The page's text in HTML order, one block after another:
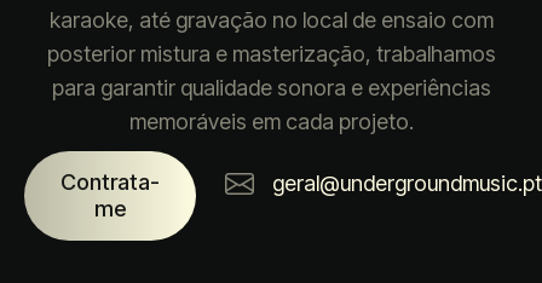
karaoke, até gravação no local de ensaio com
posterior mistura e masterização, trabalhamos
para garantir qualidade sonora e experiências
memoráveis em cada projeto.
Contrata-
me
geral@undergroundmusic.pt